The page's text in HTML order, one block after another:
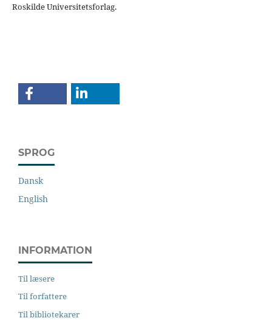
Roskilde Universitetsforlag.
SPROG
Dansk
English
INFORMATION
Til læsere
Til forfattere
Til bibliotekarer